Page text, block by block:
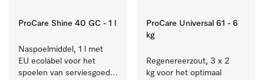
ProCare Shine 40 GC - 1 l
Naspoelmiddel, 1 l met
EU ecolabel voor het
spoelen van serviesgoed,
ProCare Universal 61 - 6
kg
Regenereerzout, 3 x 2
kg voor het optimaal